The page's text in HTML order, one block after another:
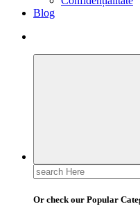
Blog
Search
for:
Or check our Popular